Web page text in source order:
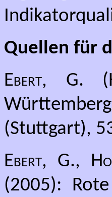
Quellen für
Ebert, G.
(Stuttgart),
Ebert, G.,
(2005):